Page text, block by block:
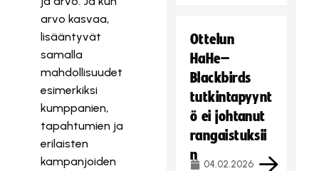
arvo kasvaa,
lisääntyvät
samalla
mahdollisuudet
esimerkiksi
kumppanien,
tapahtumien ja
erilaisten
kampanjoiden
Ottelun
HaHe–
Blackbirds
tutkintapyynt
ö ei johtanut
rangaistuksii
n
04.02.2026